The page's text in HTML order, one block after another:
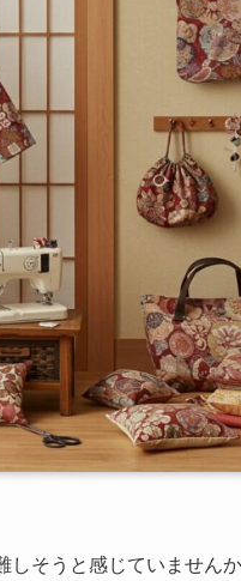
そうと感じていません